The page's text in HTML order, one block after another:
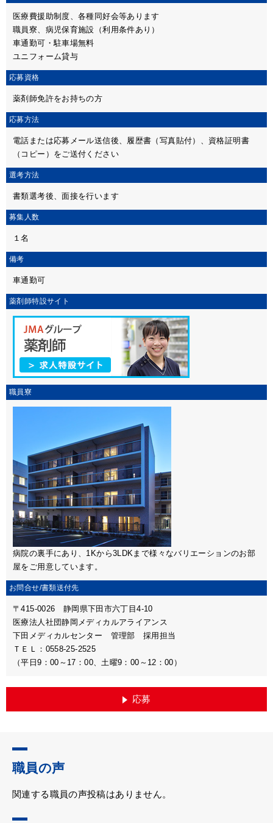
医療費援助制度、各種同好会等あります
職員寮、病児保育施設（利用条件あり）
車通勤可・駐車場無料
ユニフォーム貸与
応募資格
薬剤師免許をお持ちの方
応募方法
電話または応募メール送信後、履歴書（写真貼付）、資格証明書
（コピー）をご送付ください
選考方法
書類選考後、面接を行います
募集人数
１名
備考
車通勤可
薬剤師特設サイト
職員寮
病院の裏手にあり、1Kから3LDKまで様々なバリエーションのお部
屋をご用意しています。
お問合せ/書類送付先
〒415-0026 静岡県下田市六丁目4-10
医療法人社団静岡メディカルアライアンス
下田メディカルセンター 管理部 採用担当
ＴＥＬ：0558-25-2525
（平日9：00～17：00、土曜9：00～12：00）
応募
職員の声
関連する職員の声投稿はありません。